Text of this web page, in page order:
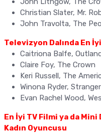
Christian Slater, Mr.
John Travolta, The
Televizyon Dalında En
Caitriona Balfe,
Claire Foy, The Crown
Keri Russell, The
Winona Ryder,
Evan Rachel Wood,
En İyi TV Filmi ya da Mini
Kadın Oyuncusu